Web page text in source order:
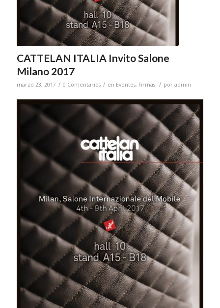
CATTELAN ITALIA Invito Salone
Milano 2017
marzo 23, 2017 / 0 Comentarios / en Eventos, Firmas / por admin